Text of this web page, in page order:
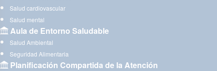
Salud cardiovascular
Salud mental
Aula de Entorno Saludable
Salud Ambiental
Seguridad Alimentaria
Planificación Compartida de la Atención